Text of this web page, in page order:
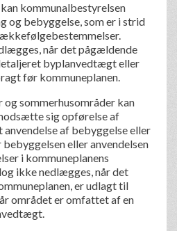
kommunalbestyrelsen
og bebyggelse, som er i strid
når det pågældende
byplanvedtægt eller
før kommuneplanen.
og sommerhusområder kan
sig opførelse af
af bebyggelse eller
eller anvendelsen
i kommuneplanens
ikke nedlægges, når det
er udlagt til
området er omfattet af en